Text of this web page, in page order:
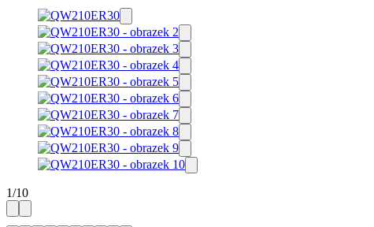
1/10